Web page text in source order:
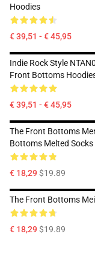
Hoodies
€ 39,51 - € 45,95
Indie Rock Style
Front Bottoms
€ 39,51 - € 45,95
The Front Bottoms
Bottoms Melted Socks
€ 18,29$19.89
The Front Bottoms
€ 18,29$19.89